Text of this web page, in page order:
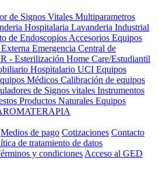
de Signos Vitales Multiparametros
Hospitalaria Lavanderia Industrial
de Endoscopios Accesorios Equipos
Emergencia Central de
- Esterilización Home Care/Estudiantil
Hospitalario UCI Equipos
Médicos Calibración de equipos
de Signos vitales Instrumentos
Productos Naturales Equipos
Medios de pago Cotizaciones Contacto
de tratamiento de datos
y condiciones Acceso al GED